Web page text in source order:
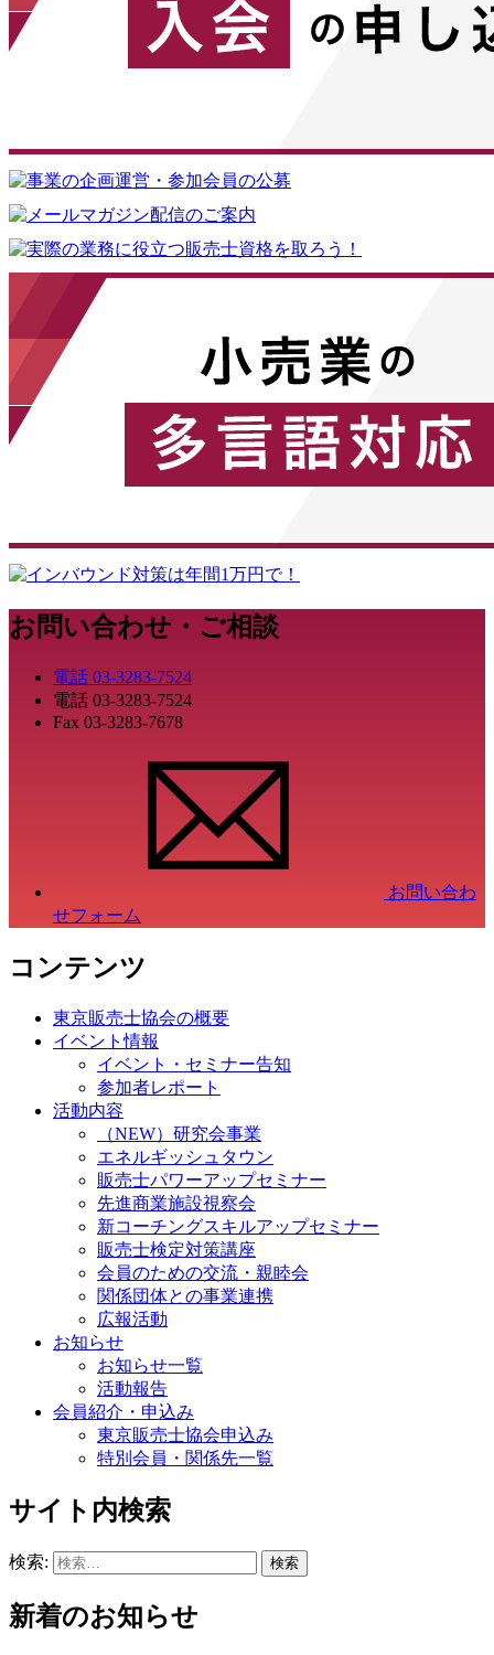
お問い合わせ・ご相談
電話 03-3283-7524
電話 03-3283-7524
Fax 03-3283-7678
お問い合わ
せフォーム
コンテンツ
東京販売士協会の概要
イベント情報
イベント・セミナー告知
参加者レポート
活動内容
（NEW）研究会事業
エネルギッシュタウン
販売士パワーアップセミナー
先進商業施設視察会
新コーチングスキルアップセミナー
販売士検定対策講座
会員のための交流・親睦会
関係団体との事業連携
広報活動
お知らせ
お知らせ一覧
活動報告
会員紹介・申込み
東京販売士協会申込み
特別会員・関係先一覧
サイト内検索
検索:
新着のお知らせ